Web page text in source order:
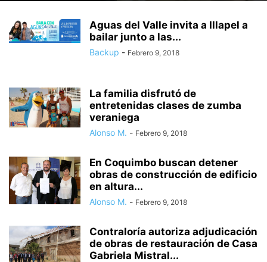
Aguas del Valle invita a Illapel a
bailar junto a las...
Backup - Febrero 9, 2018
La familia disfrutó de
entretenidas clases de zumba
veraniega
Alonso M. - Febrero 9, 2018
En Coquimbo buscan detener
obras de construcción de edificio
en altura...
Alonso M. - Febrero 9, 2018
Contraloría autoriza adjudicación
de obras de restauración de Casa
Gabriela Mistral...